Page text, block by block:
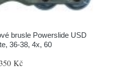
brusle Powerslide USD
36-38, 4x, 60
Kč